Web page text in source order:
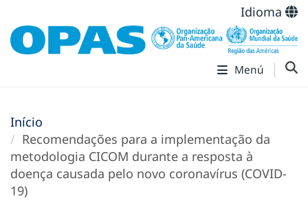
Idioma
Menú
Início
Recomendações para a implementação da
metodologia CICOM durante a resposta à
doença causada pelo novo coronavírus (COVID-
19)